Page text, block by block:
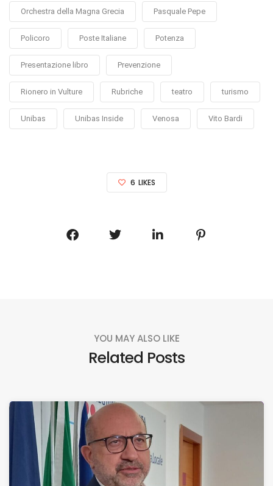
Orchestra della Magna Grecia Pasquale Pepe
Policoro Poste Italiane Potenza
Presentazione libro Prevenzione
Rionero in Vulture Rubriche teatro turismo
Unibas Unibas Inside Venosa Vito Bardi
6 LIKES
YOU MAY ALSO LIKE
Related Posts